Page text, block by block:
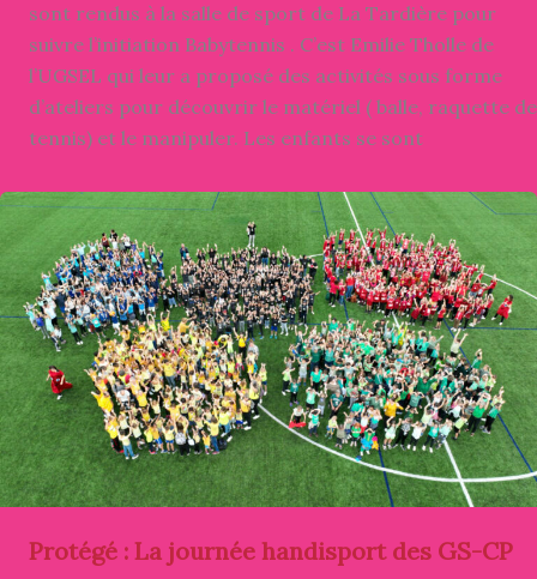
sont rendus à la salle de sport de La Tardière pour
suivre l’initiation Babytennis . C’est Emilie Tholle de
l’UGSEL qui leur a proposé des activités sous forme
d’ateliers pour découvrir le matériel ( balle, raquette de
tennis) et le manipuler. Les enfants se sont
Protégé : La journée handisport des GS-CP